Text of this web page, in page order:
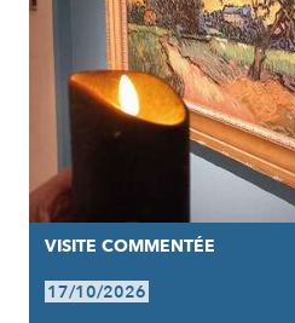
VISITE COMMENTÉE
17/10/2026